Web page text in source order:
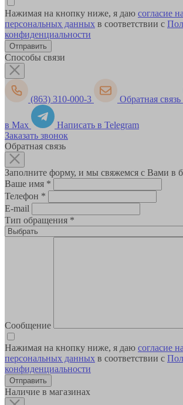
Нажимая на кнопку ниже, я даю согласие
персональных данных в соответствии с
конфиденциальности
Способы связи
(863) 310-000-3 Обратная связь
в Max
Написать в Telegram
Заказать звонок
Обратная связь
Заполните форму, и мы свяжемся с Вами в
Ваше имя *
Телефон *
E-mail
Тип обращения *
Сообщение
Нажимая на кнопку ниже, я даю согласие
персональных данных в соответствии с
конфиденциальности
Наличие в магазинах